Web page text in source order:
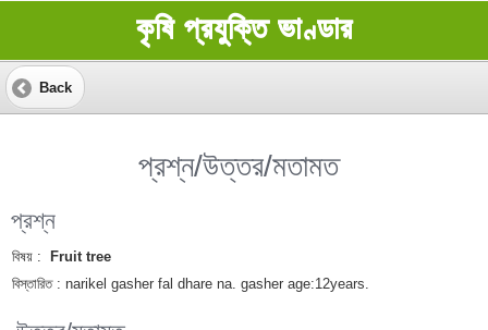
কৃষি প্রযুক্তি ভাণ্ডার
Back
প্রশ্ন/উত্তর/মতামত
প্রশ্ন
বিষয় :
Fruit tree
বিস্তারিত : narikel gasher fal dhare na. gasher age:12years.